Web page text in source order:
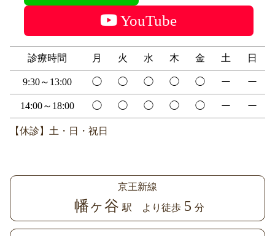
YouTube
診療時間 月 火 水 木 金 土 日
9:30～13:00 ◯ ◯ ◯ ◯ ◯ ー ー
14:00～18:00 ◯ ◯ ◯ ◯ ◯ ー ー
【休診】土・日・祝日
京王新線
幡ヶ谷 駅 より徒歩 5 分